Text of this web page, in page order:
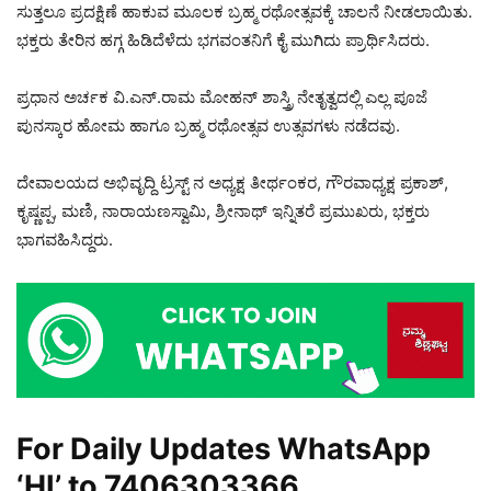
ಸುತ್ತಲೂ ಪ್ರದಕ್ಷಿಣೆ ಹಾಕುವ ಮೂಲಕ ಬ್ರಹ್ಮ ರಥೋತ್ಸವಕ್ಕೆ ಚಾಲನೆ ನೀಡಲಾಯಿತು.
ಭಕ್ತರು ತೇರಿನ ಹಗ್ಗ ಹಿಡಿದೆಳೆದು ಭಗವಂತನಿಗೆ ಕೈ ಮುಗಿದು ಪ್ರಾರ್ಥಿಸಿದರು.
ಪ್ರಧಾನ ಅರ್ಚಕ ವಿ.ಎನ್.ರಾಮ ಮೋಹನ್ ಶಾಸ್ತ್ರಿ ನೇತೃತ್ವದಲ್ಲಿ ಎಲ್ಲ ಪೂಜೆ
ಪುನಸ್ಕಾರ ಹೋಮ ಹಾಗೂ ಬ್ರಹ್ಮ ರಥೋತ್ಸವ ಉತ್ಸವಗಳು ನಡೆದವು.
ದೇವಾಲಯದ ಅಭಿವೃದ್ದಿ ಟ್ರಸ್ಟ್‌ ನ ಅಧ್ಯಕ್ಷ ತೀರ್ಥಂಕರ, ಗೌರವಾಧ್ಯಕ್ಷ ಪ್ರಕಾಶ್,
ಕೃಷ್ಣಪ್ಪ, ಮಣಿ, ನಾರಾಯಣಸ್ವಾಮಿ, ಶ್ರೀನಾಥ್ ಇನ್ನಿತರೆ ಪ್ರಮುಖರು, ಭಕ್ತರು
ಭಾಗವಹಿಸಿದ್ದರು.
For Daily Updates WhatsApp